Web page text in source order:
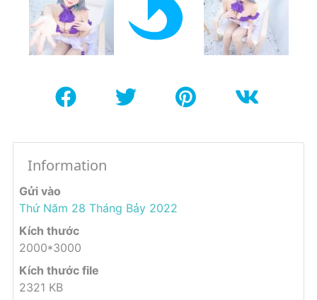
Information
Gửi vào
Thứ Năm 28 Tháng Bảy 2022
Kích thước
2000*3000
Kích thước file
2321 KB